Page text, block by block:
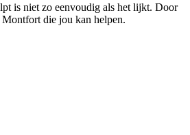
is niet zo eenvoudig als het lijkt. Door
die jou kan helpen.